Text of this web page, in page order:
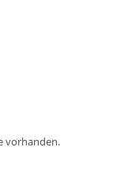
vorhanden.